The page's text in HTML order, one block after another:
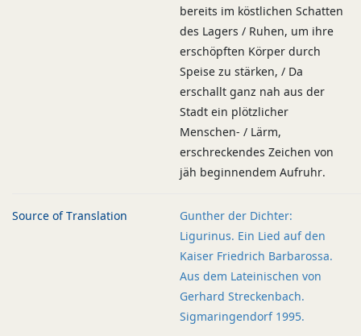
bereits im köstlichen Schatten
des Lagers / Ruhen, um ihre
erschöpften Körper durch
Speise zu stärken, / Da
erschallt ganz nah aus der
Stadt ein plötzlicher
Menschen- / Lärm,
erschreckendes Zeichen von
jäh beginnendem Aufruhr.
Source of Translation
Gunther der Dichter:
Ligurinus. Ein Lied auf den
Kaiser Friedrich Barbarossa.
Aus dem Lateinischen von
Gerhard Streckenbach.
Sigmaringendorf 1995.